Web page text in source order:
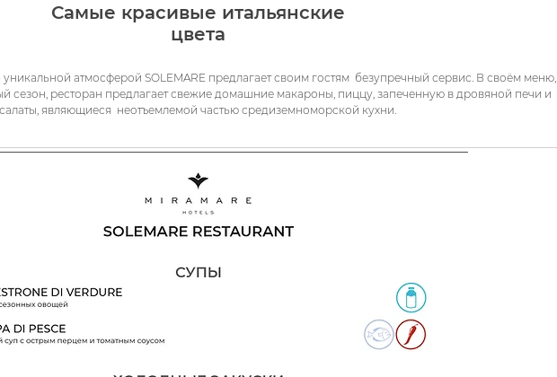
Самые красивые итальянские
цвета
атмосферой SOLEMARE предлагает своим гостям безупречный сервис. В своём меню,
сезон, ресторан предлагает свежие домашние макароны, пиццу, запеченную в дровяной печи и
салаты, являющиеся неотъемлемой частью средиземноморской кухни.